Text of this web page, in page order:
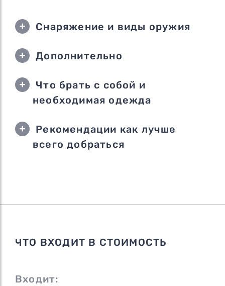
Снаряжение и виды оружия
Дополнительно
Что брать с собой и
необходимая одежда
Рекомендации как лучше
всего добраться
ЧТО ВХОДИТ В СТОИМОСТЬ
Входит: